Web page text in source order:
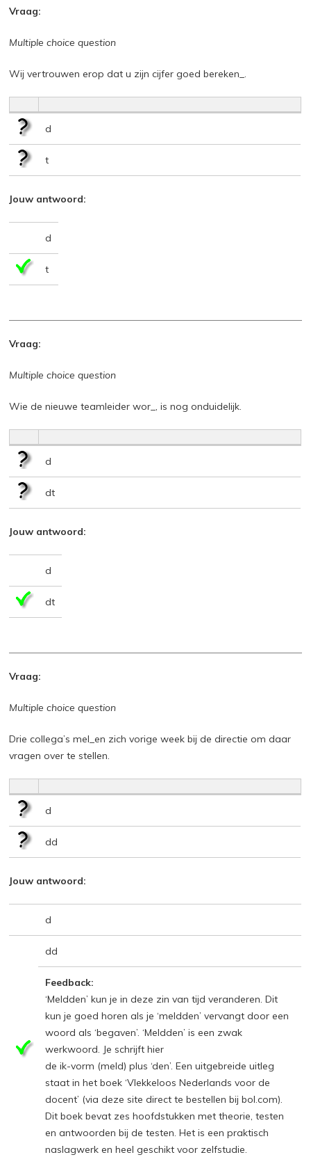
Vraag:
Multiple choice question
Wij vertrouwen erop dat u zijn cijfer goed bereken_.
d
t
Jouw antwoord:
d
t
Vraag:
Multiple choice question
Wie de nieuwe teamleider wor_, is nog onduidelijk.
d
dt
Jouw antwoord:
d
dt
Vraag:
Multiple choice question
Drie collega’s mel_en zich vorige week bij de directie om daar
vragen over te stellen.
d
dd
Jouw antwoord:
d
dd
Feedback:
‘Meldden’ kun je in deze zin van tijd veranderen. Dit
kun je goed horen als je ‘meldden’ vervangt door een
woord als ‘begaven’. ‘Meldden’ is een zwak
werkwoord. Je schrijft hier
de ik-vorm (meld) plus ‘den’. Een uitgebreide uitleg
staat in het boek ‘Vlekkeloos Nederlands voor de
docent’ (via deze site direct te bestellen bij bol.com).
Dit boek bevat zes hoofdstukken met theorie, testen
en antwoorden bij de testen. Het is een praktisch
naslagwerk en heel geschikt voor zelfstudie.